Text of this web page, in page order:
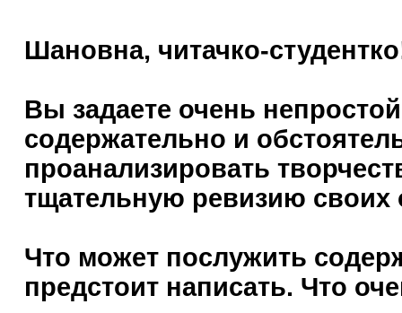
Шановна, читачко-
Вы задаете очень
содержательно и
проанализировать
тщательную ревизию своих
Что может послужить
предстоит написать. Что